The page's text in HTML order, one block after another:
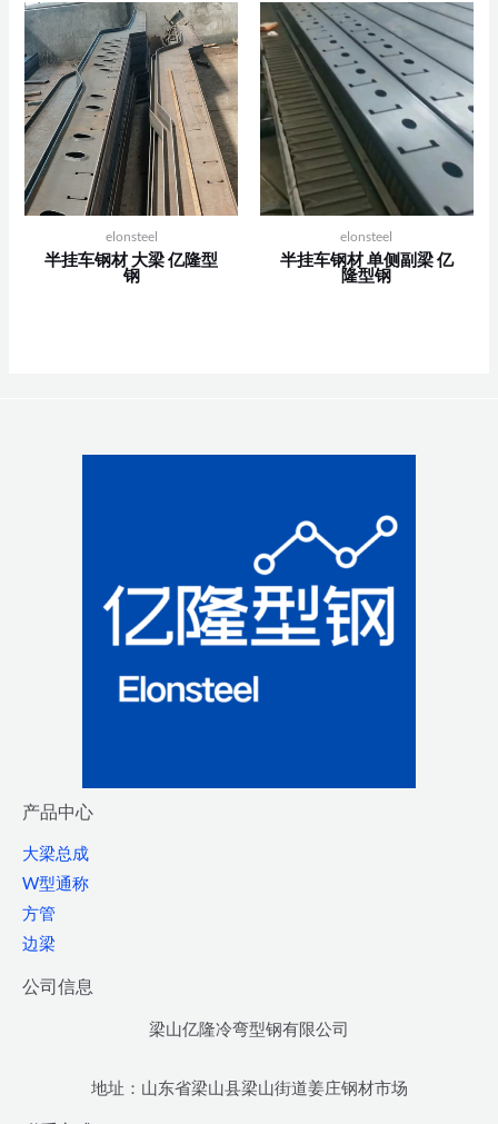
elonsteel
半挂车钢材 大梁 亿隆型
钢
elonsteel
半挂车钢材 单侧副梁 亿
隆型钢
产品中心
大梁总成
W型通称
方管
边梁
公司信息
梁山亿隆冷弯型钢有限公司
地址：山东省梁山县梁山街道姜庄钢材市场